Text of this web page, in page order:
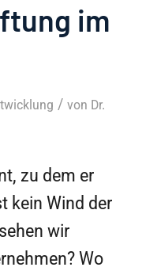
im
/ von Dr.
zu dem er
kein Wind der
wir
Wo